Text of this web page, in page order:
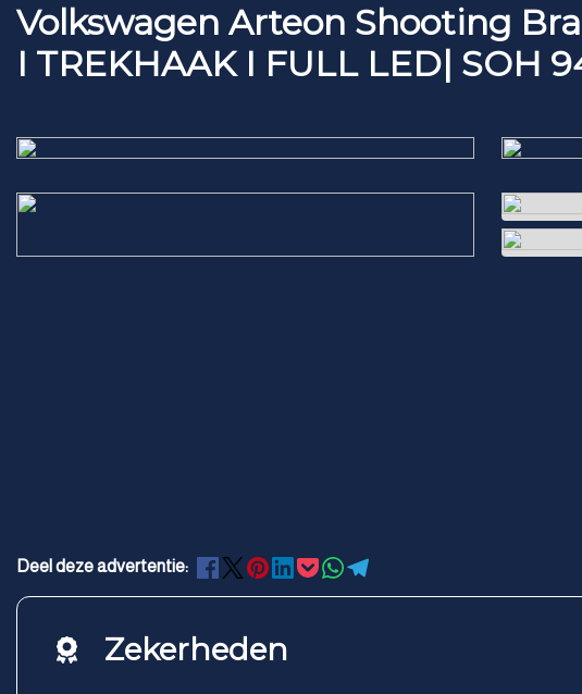
Volkswagen Arteon Shooting
I TREKHAAK I FULL LED| SOH
Deel deze advertentie:
Zekerheden